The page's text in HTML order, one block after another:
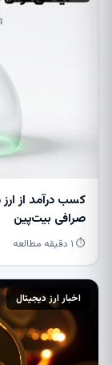
کسب درآمد از
صرافی بیت‌پین
⏱ ۱ دقیقه مطالعه
اخبار ارز دیجیتال